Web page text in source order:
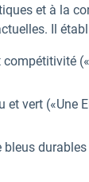
et à la
Il
compétitivité
et vert («Une
durables